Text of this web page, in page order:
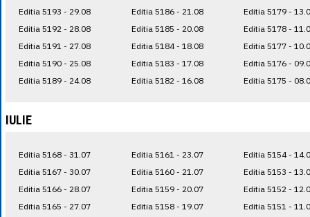
Editia 5193 - 29.08
Editia 5192 - 28.08
Editia 5191 - 27.08
Editia 5190 - 25.08
Editia 5189 - 24.08
Editia 5186 - 21.08
Editia 5185 - 20.08
Editia 5184 - 18.08
Editia 5183 - 17.08
Editia 5182 - 16.08
Editia 5179 -
Editia 5178 -
Editia 5177 -
Editia 5176 -
Editia 5175 -
IULIE
Editia 5168 - 31.07
Editia 5167 - 30.07
Editia 5166 - 28.07
Editia 5165 - 27.07
Editia 5161 - 23.07
Editia 5160 - 21.07
Editia 5159 - 20.07
Editia 5158 - 19.07
Editia 5154 -
Editia 5153 -
Editia 5152 -
Editia 5151 -